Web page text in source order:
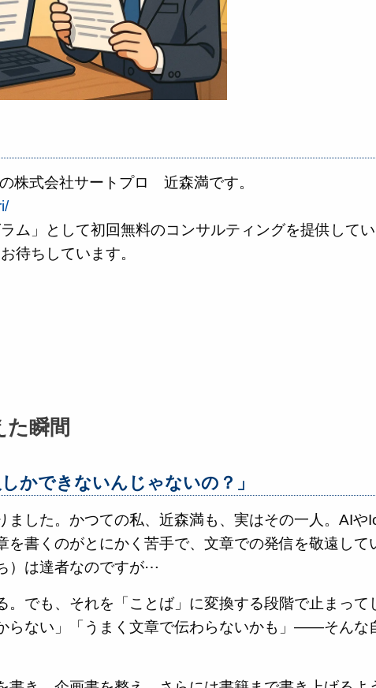
株式会社サートプロ 近森満です。
ム」として初回無料のコンサルティングを提供して
待ちしています。
た瞬間
かできないんじゃないの？」
ました。かつての私、近森満も、実はその一人。AIや
を書くのがとにかく苦手で、文章での発信を敬遠して
）は達者なのですが⋯
。でも、それを「ことば」に変換する段階で止まって
らない」「うまく文章で伝わらないかも」――そんな